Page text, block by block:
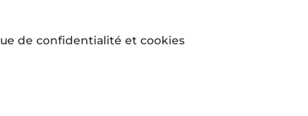
de confidentialité et cookies